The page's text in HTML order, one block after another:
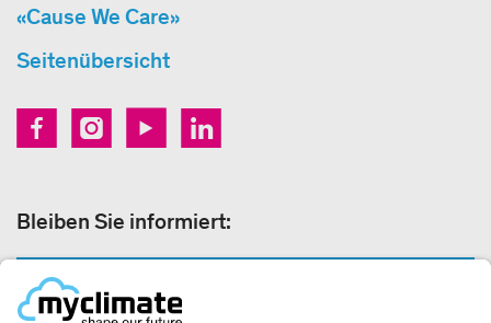
«Cause We Care»
Seitenübersicht
Bleiben Sie informiert: